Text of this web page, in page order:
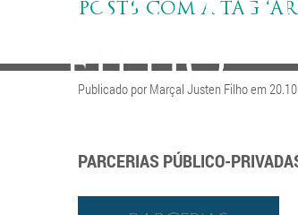
POSTS COM A TAG
Publicado por Marçal Justen Filho em
PARCERIAS PÚBLICO-